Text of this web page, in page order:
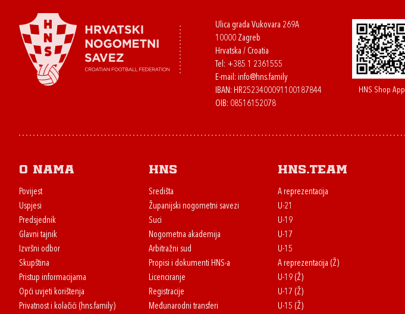
Ulica grada Vukovara 269A
10000 Zagreb
Hrvatska / Croatia
Tel: +385 1 2361555
E-mail: info@hns.family
IBAN: HR2523400091100187844
OIB: 08516152078
HNS Shop App
O nama
Povijest
Uspjesi
Predsjednik
Glavni tajnik
Izvršni odbor
Skupština
Pristup informacijama
Opći uvjeti korištenja
Privatnost i kolačići (hns.family)
HNS
Središta
Županijski nogometni savezi
Suci
Nogometna akademija
Arbitražni sud
Propisi i dokumenti HNS-a
Licenciranje
Registracije
Međunarodni transferi
HNS.team
A reprezentacija
U-21
U-19
U-17
U-15
A reprezentacija (Ž)
U-19 (Ž)
U-17 (Ž)
U-15 (Ž)